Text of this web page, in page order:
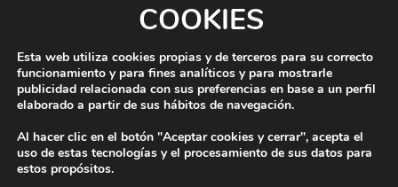
COOKIES
Esta web utiliza cookies propias y de terceros para su correcto
funcionamiento y para fines analíticos y para mostrarle
publicidad relacionada con sus preferencias en base a un perfil
elaborado a partir de sus hábitos de navegación.
Al hacer clic en el botón "Aceptar cookies y cerrar", acepta el
uso de estas tecnologías y el procesamiento de sus datos para
estos propósitos.